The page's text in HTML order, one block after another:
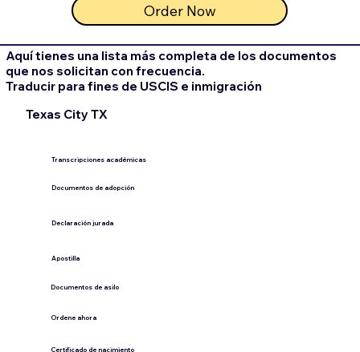
Transcripciones académicas
Documentos de adopción
Declaración jurada
​Apostilla
Documentos de asilo
Ordene ahora
Certificado de nacimiento
Order Now
Aquí tienes una lista más completa de los documentos
que nos solicitan con frecuencia.
Traducir para fines de USCIS e inmigración
Texas City TX